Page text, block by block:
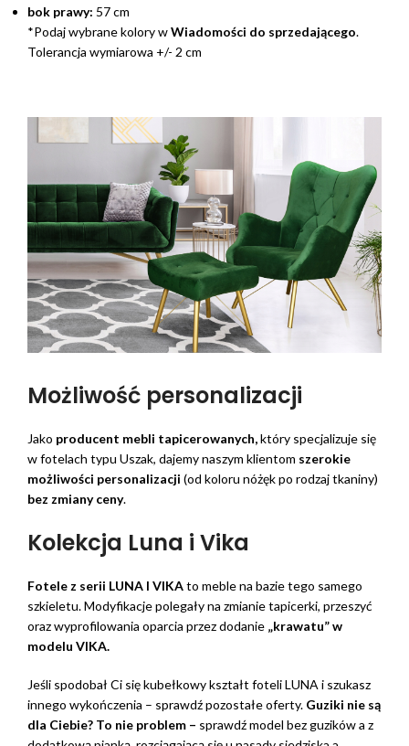
bok prawy: 57 cm
*Podaj wybrane kolory wWiadomości do sprzedającego.
Tolerancja wymiarowa +/- 2 cm
Możliwość personalizacji
Jako producent mebli tapicerowanych,który specjalizuje się
w fotelach typu Uszak, dajemy naszym klientom szerokie
możliwości personalizacji (od koloru nóżęk po rodzaj tkaniny)
bez zmiany ceny.
Kolekcja Luna i Vika
Fotele z serii LUNA I VIKAto meble na bazie tego samego
szkieletu. Modyfikacje polegały na zmianie tapicerki, przeszyć
oraz wyprofilowania oparcia przez dodanie „krawatu” w
modelu VIKA.
Jeśli spodobał Ci się kubełkowy kształt foteli LUNA i szukasz
innego wykończenia – sprawdź pozostałe oferty. Guziki nie są
dla Ciebie? To nie problem – sprawdź model bez guzików a z